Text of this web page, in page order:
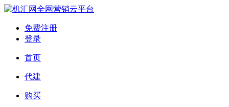
全网营销云平台
免费注册
登录
首页
代建
购买